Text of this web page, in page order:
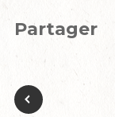
Partager